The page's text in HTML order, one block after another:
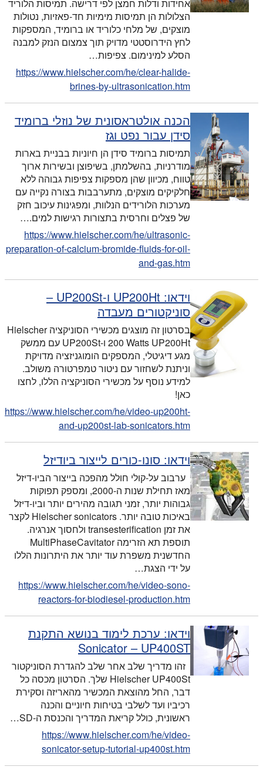
אחידות ודלות חמצן לפי דרישה. תמיסות הלוריד
הצלולות הן תמיסות מימיות חד-פאזיות, נטולות
מוצקים, של מלחי כלוריד או ברומיד, המספקות
לחץ הידרוסטטי מדויק תוך צמצום הנזק למבנה
הסלע למינימום. צפיפות…
https://www.hielscher.com/he/clear-halide-
brines-by-ultrasonication.htm
הכנה אולטראסונית של נוזלי ברומיד
סידן עבור נפט וגז
תמיסות ברומיד סידן הן חיוניות בבניית בארות
מודרניות, בהשלמתן, בשיפוצן ובשירות ארוך
טווח, מכיוון שהן מספקות צפיפות גבוהה ללא
חלקיקים מוצקים, מתערבבות בצורה נקייה עם
מערכות הלורידים הנלוות, ומפגינות עיכוב חזק
של פצלים וחרסית בתצורות רגישות למים.…
https://www.hielscher.com/he/ultrasonic-
preparation-of-calcium-bromide-fluids-for-oil-
and-gas.htm
וידאו: UP200Ht ו-UP200St –
סוניקטורים מעבדה
בסרטון זה מוצגים מכשירי הסוניקציה Hielscher
200 Watts UP200Ht ו-UP200St עם ממשק
מגע דיגיטלי, המספקים הומוגניזציה מדויקת
וניתנת לשחזור עם ניטור טמפרטורה משולב.
למידע נוסף על מכשירי הסוניקציה הללו, לחצו
כאן!
https://www.hielscher.com/he/video-up200ht-
and-up200st-lab-sonicators.htm
וידאו: סונו-כורים לייצור ביודיזל
ערבוב על-קולי חולל מהפכה בייצור הביו-דיזל
מאז תחילת שנות ה-2000, ומספק תפוקות
גבוהות יותר, זמני תגובה מהירים יותר וביו-דיזל
באיכות טובה יותר. Hielscher sonicators לקצר
את זמן transesterification ולחסוך אנרגיה.
תוספת תא הזרימה MultiPhaseCavitator
החדשנית משפרת עוד יותר את היתרונות הללו
על ידי הצגת…
https://www.hielscher.com/he/video-sono-
reactors-for-biodiesel-production.htm
וידאו: ערכת לימוד בנושא התקנת
Sonicator – UP400ST
זהו מדריך שלב אחר שלב להגדרת הסוניקטור
Hielscher UP400St שלך. הסרטון מכסה כל
דבר, החל מהוצאת המכשיר מהאריזה וסקירת
רכיביו ועד לשלבי בטיחות חיוניים והכנה
ראשונית, כולל קריאת המדריך והכנסת ה-SD…
https://www.hielscher.com/he/video-
sonicator-setup-tutorial-up400st.htm